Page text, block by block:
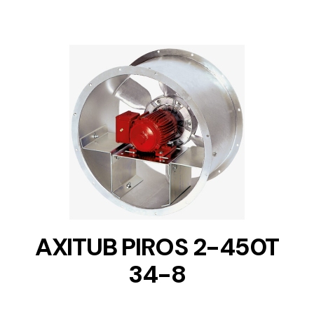
DETAILS
AXITUB PIROS 2-450T
34-8